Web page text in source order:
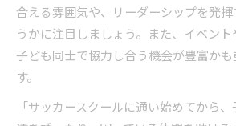
合える雰囲気や、リーダーシップを発
うかに注目しましょう。また、イベント
子ども同士で協力し合う機会が豊富か
す。
「サッカースクールに通い始めてから